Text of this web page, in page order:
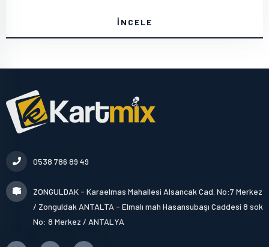
İNCELE
0538 786 89 49
ZONGULDAK - Karaelmas Mahallesi Alsancak Cad. No:7 Merkez
/ Zonguldak ANTALTA - Elmalı mah Hasansubaşı Caddesi 8 sok
No: 8 Merkez / ANTALYA